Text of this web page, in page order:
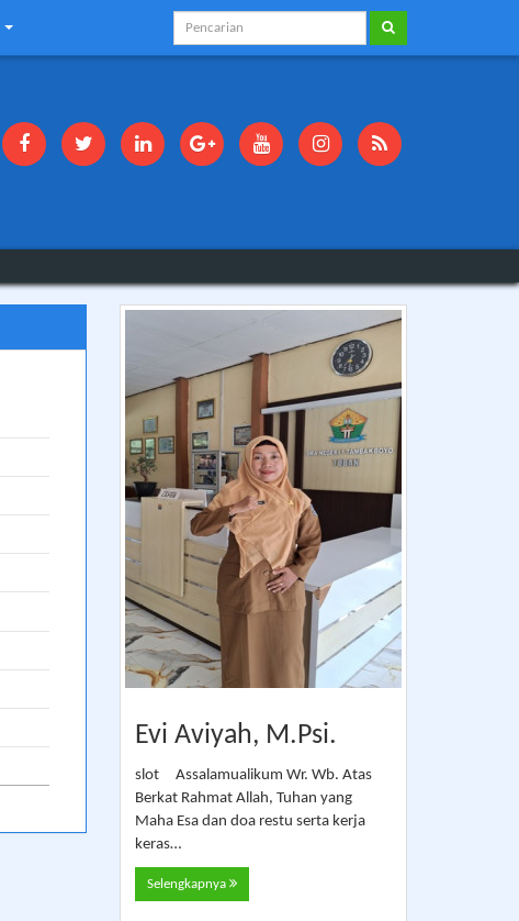
Evi Aviyah, M.Psi.
slot Assalamualikum Wr. Wb. Atas
Berkat Rahmat Allah, Tuhan yang
Maha Esa dan doa restu serta kerja
keras…
Selengkapnya